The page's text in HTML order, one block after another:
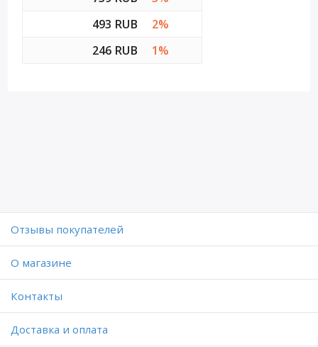
493 RUB
2%
246 RUB
1%
Отзывы покупателей
O магазине
Контакты
Доставка и оплата